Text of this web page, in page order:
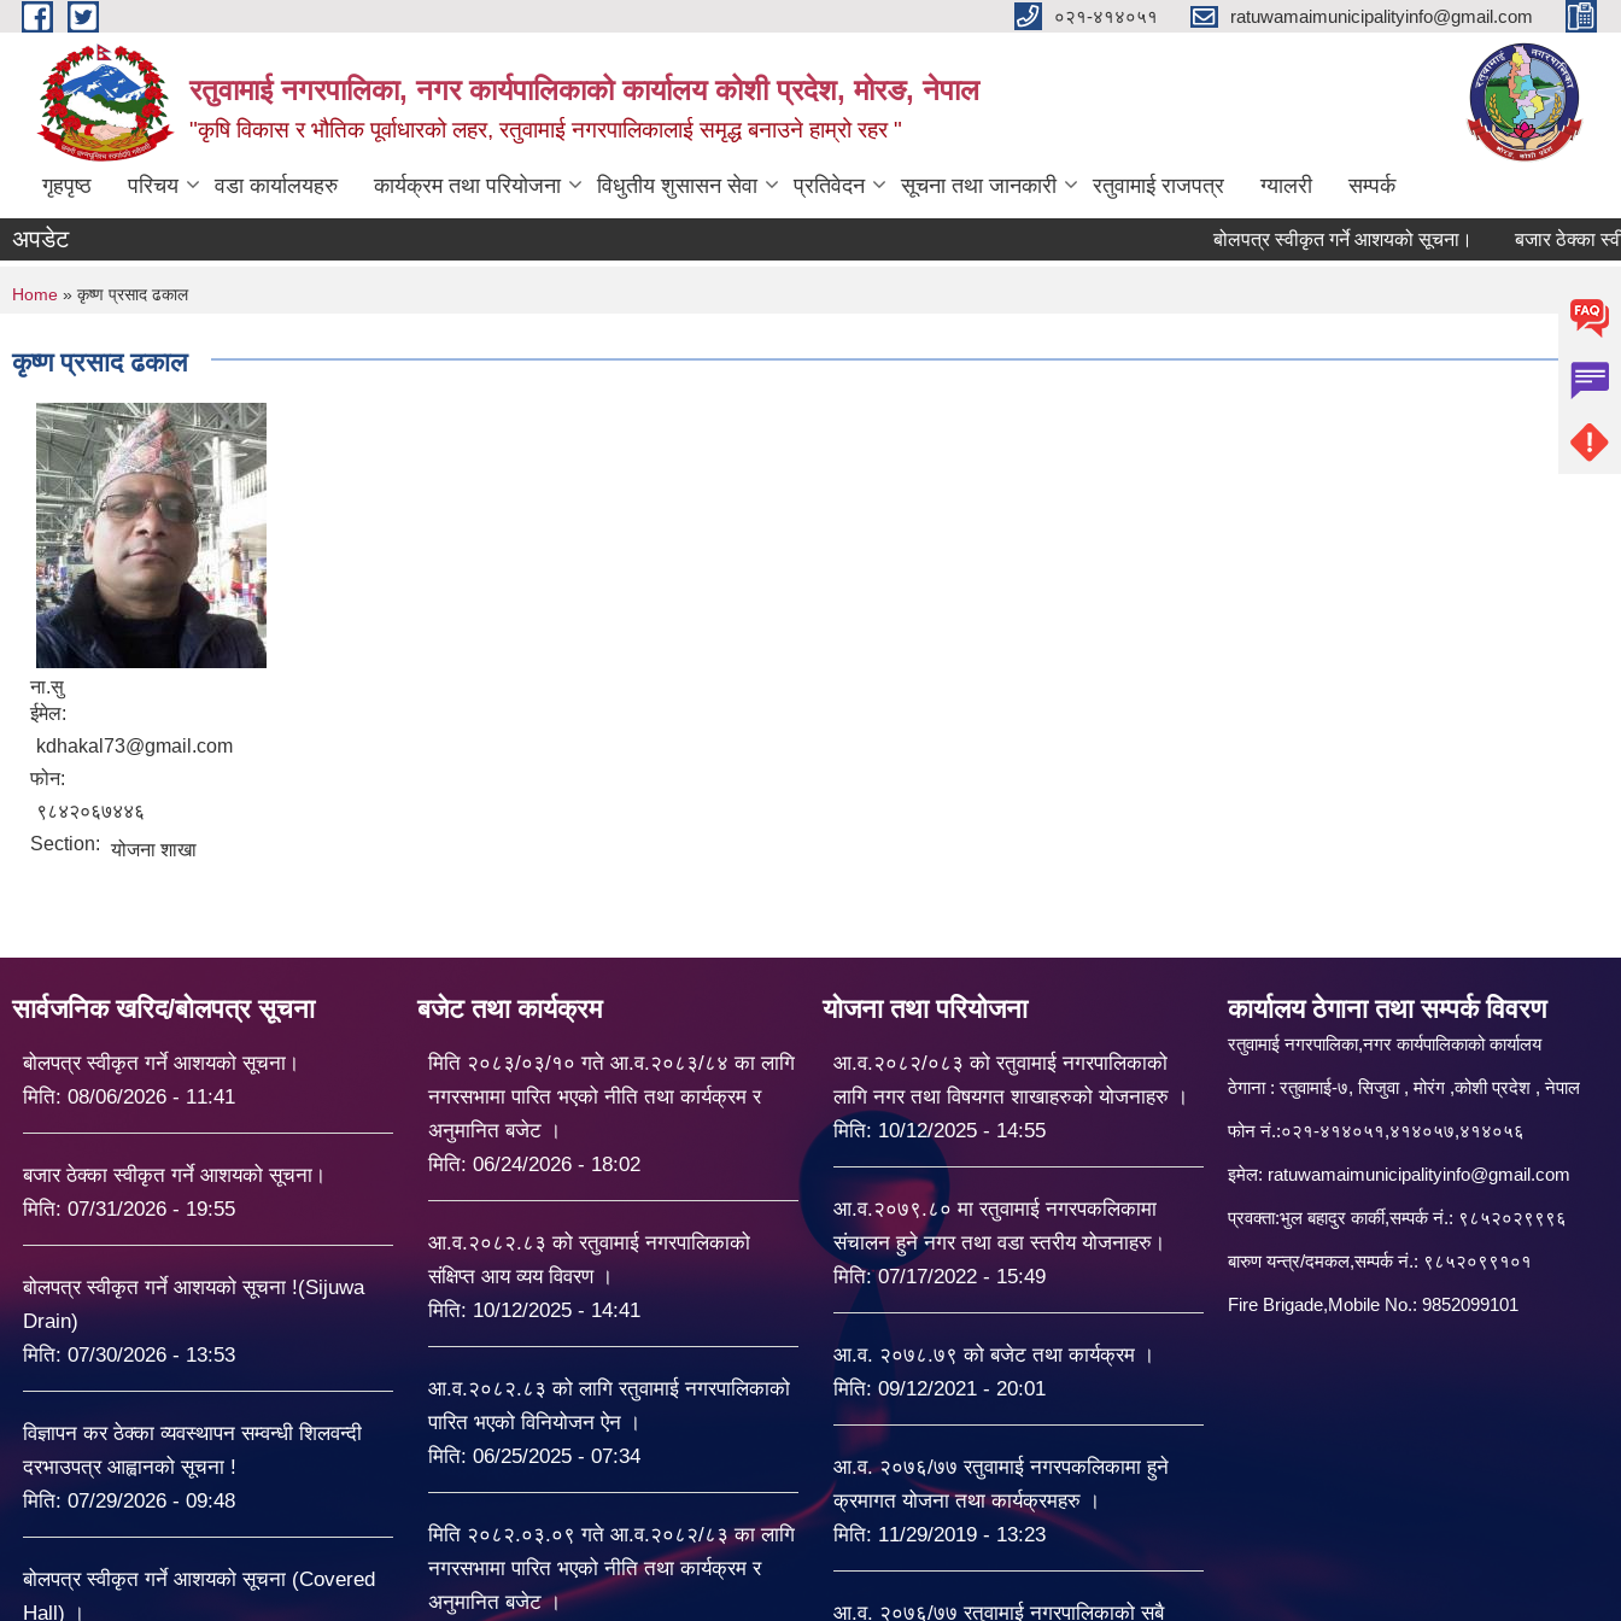
Skip to main content ०२१-४१४०५१ ratuwamaimunicipalityinfo@gmail.com
रतुवामाई नगरपालिका, नगर कार्यपालिकाको कार्यालय कोशी प्रदेश, मोरङ, नेपाल
"कृषि विकास र भौतिक पूर्वाधारको लहर, रतुवामाई नगरपालिकालाई समृद्ध बनाउने हाम्रो रहर "
गृहपृष्ठ परिचय वडा कार्यालयहरु कार्यक्रम तथा परियोजना विधुतीय शुसासन सेवा प्रतिवेदन सूचना तथा जानकारी रतुवामाई राजपत्र ग्यालरी सम्पर्क
अपडेट बोलपत्र स्वीकृत गर्ने आशयको सूचना। बजार ठेक्का
You are here
Home » कृष्ण प्रसाद ढकाल
कृष्ण प्रसाद ढकाल
ना.सु
ईमेल:
kdhakal73@gmail.com
फोन:
९८४२०६७४४६
Section: योजना शाखा
सार्वजनिक खरिद/बोलपत्र सूचना
बोलपत्र स्वीकृत गर्ने आशयको सूचना।
मिति: 08/06/2026 - 11:41
बजार ठेक्का स्वीकृत गर्ने आशयको सूचना।
मिति: 07/31/2026 - 19:55
बोलपत्र स्वीकृत गर्ने आशयको सूचना !(Sijuwa
Drain)
मिति: 07/30/2026 - 13:53
विज्ञापन कर ठेक्का व्यवस्थापन सम्वन्धी शिलवन्दी
दरभाउपत्र आह्वानको सूचना !
मिति: 07/29/2026 - 09:48
बोलपत्र स्वीकृत गर्ने आशयको सूचना (Covered
Hall) ।
बजेट तथा कार्यक्रम
मिति २०८३/०३/१० गते आ.व.२०८३/८४ का लागि
नगरसभामा पारित भएको नीति तथा कार्यक्रम र
अनुमानित बजेट ।
मिति: 06/24/2026 - 18:02
आ.व.२०८२.८३ को रतुवामाई नगरपालिकाको
संक्षिप्त आय व्यय विवरण ।
मिति: 10/12/2025 - 14:41
आ.व.२०८२.८३ को लागि रतुवामाई नगरपालिकाको
पारित भएको विनियोजन ऐन ।
मिति: 06/25/2025 - 07:34
मिति २०८२.०३.०९ गते आ.व.२०८२/८३ का लागि
नगरसभामा पारित भएको नीति तथा कार्यक्रम र
अनुमानित बजेट ।
योजना तथा परियोजना
आ.व.२०८२/०८३ को रतुवामाई नगरपालिकाको
लागि नगर तथा विषयगत शाखाहरुको योजनाहरु ।
मिति: 10/12/2025 - 14:55
आ.व.२०७९.८० मा रतुवामाई नगरपकलिकामा
संचालन हुने नगर तथा वडा स्तरीय योजनाहरु।
मिति:07/17/2022 - 15:49
आ.व. २०७८.७९ को बजेट तथा कार्यक्रम ।
मिति: 09/12/2021 - 20:01
आ.व. २०७६/७७ रतुवामाई नगरपकलिकामा हुने
क्रमागत योजना तथा कार्यक्रमहरु ।
मिति: 11/29/2019 - 13:23
आ.व. २०७६/७७ रतुवामाई नगरपालिकाको सबै
कार्यालय ठेगाना तथा सम्पर्क विवरण
रतुवामाई नगरपालिका,नगर कार्यपालिकाको कार्यालय
ठेगाना : रतुवामाई-७, सिजुवा , मोरंग ,कोशी प्रदेश , नेपाल
फोन नं.:०२१-४१४०५१,४१४०५७,४१४०५६
इमेल: ratuwamaimunicipalityinfo@gmail.com
प्रवक्ता:भुल बहादुर कार्की,सम्पर्क नं.: ९८५२०२९९९६
बारु‌ण यन्त्र/दमकल,सम्पर्क नं.: ९८५२०९९१०१
Fire Brigade,Mobile No.: 9852099101